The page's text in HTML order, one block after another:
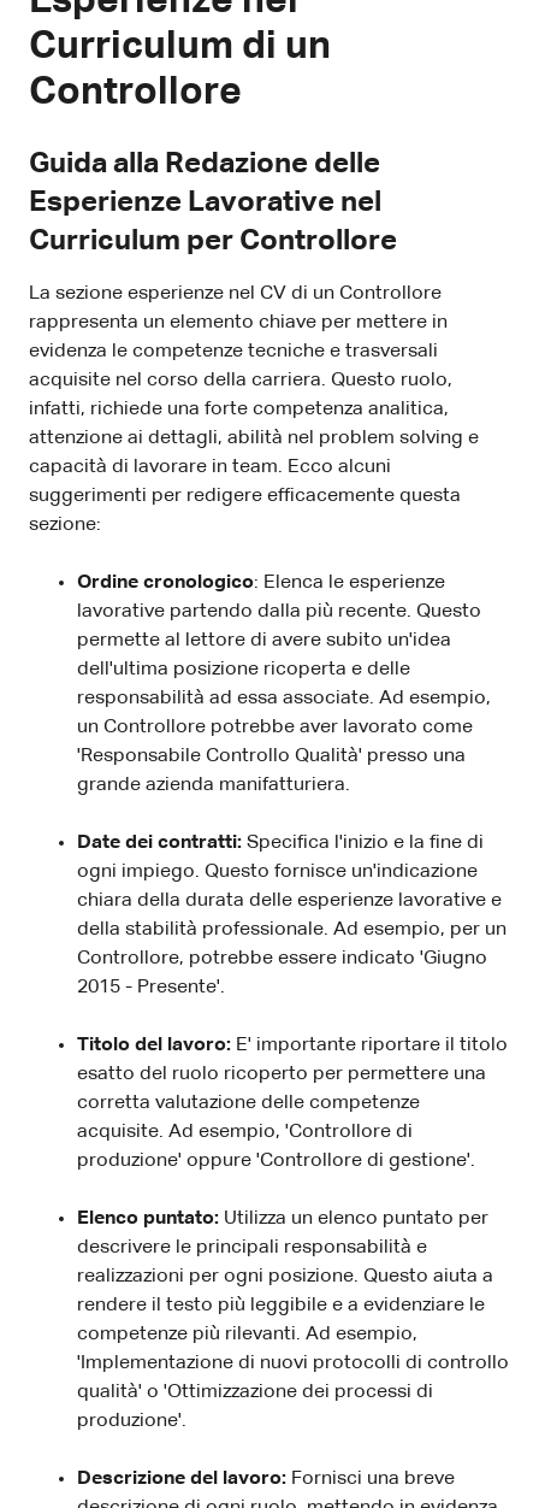
Curriculum di un
Controllore
Guida alla Redazione delle
Esperienze Lavorative nel
Curriculum per Controllore
La sezione esperienze nel CV di un Controllore
rappresenta un elemento chiave per mettere in
evidenza le competenze tecniche e trasversali
acquisite nel corso della carriera. Questo ruolo,
infatti, richiede una forte competenza analitica,
attenzione ai dettagli, abilità nel problem solving e
capacità di lavorare in team. Ecco alcuni
suggerimenti per redigere efficacemente questa
sezione:
Ordine cronologico: Elenca le esperienze
lavorative partendo dalla più recente. Questo
permette al lettore di avere subito un'idea
dell'ultima posizione ricoperta e delle
responsabilità ad essa associate. Ad esempio,
un Controllore potrebbe aver lavorato come
'Responsabile Controllo Qualità' presso una
grande azienda manifatturiera.
Date dei contratti: Specifica l'inizio e la fine di
ogni impiego. Questo fornisce un'indicazione
chiara della durata delle esperienze lavorative e
della stabilità professionale. Ad esempio, per un
Controllore, potrebbe essere indicato 'Giugno
2015 - Presente'.
Titolo del lavoro: E' importante riportare il titolo
esatto del ruolo ricoperto per permettere una
corretta valutazione delle competenze
acquisite. Ad esempio, 'Controllore di
produzione' oppure 'Controllore di gestione'.
Elenco puntato: Utilizza un elenco puntato per
descrivere le principali responsabilità e
realizzazioni per ogni posizione. Questo aiuta a
rendere il testo più leggibile e a evidenziare le
competenze più rilevanti. Ad esempio,
'Implementazione di nuovi protocolli di controllo
qualità' o 'Ottimizzazione dei processi di
produzione'.
Descrizione del lavoro: Fornisci una breve